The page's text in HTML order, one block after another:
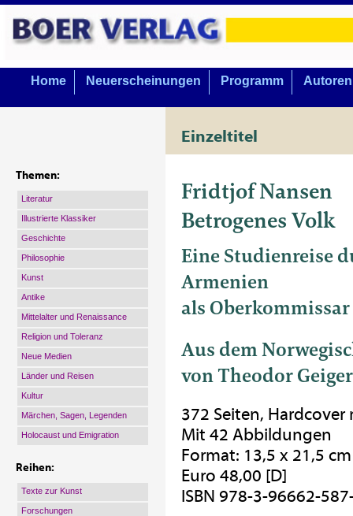
Home Neuerscheinungen Programm Autoren
Einzeltitel
Themen:
Literatur
Illustrierte Klassiker
Geschichte
Philosophie
Kunst
Antike
Mittelalter und Renaissance
Religion und Toleranz
Neue Medien
Länder und Reisen
Kultur
Märchen, Sagen, Legenden
Holocaust und Emigration
Reihen:
Texte zur Kunst
Forschungen
Fridtjof Nansen
Betrogenes Volk
Eine Studienreise
Armenien
als
Aus dem
von Theodor Geiger
372 Seiten,
Mit 42 Abbildungen
Format: 13,5 x 21,5 cm
Euro 48,00 [D]
ISBN 978-3-96662-